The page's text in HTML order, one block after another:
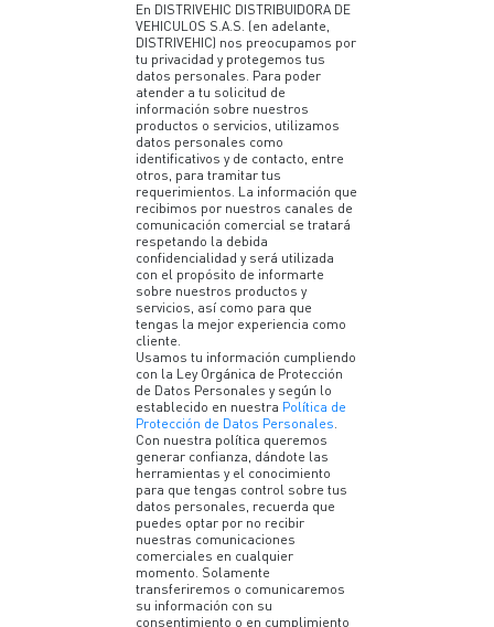
En DISTRIVEHIC DISTRIBUIDORA DE
VEHICULOS S.A.S. (en adelante,
DISTRIVEHIC) nos preocupamos por
tu privacidad y protegemos tus
datos personales. Para poder
atender a tu solicitud de
información sobre nuestros
productos o servicios, utilizamos
datos personales como
identificativos y de contacto, entre
otros, para tramitar tus
requerimientos. La información que
recibimos por nuestros canales de
comunicación comercial se tratará
respetando la debida
confidencialidad y será utilizada
con el propósito de informarte
sobre nuestros productos y
servicios, así como para que
tengas la mejor experiencia como
cliente.
Usamos tu información cumpliendo
con la Ley Orgánica de Protección
de Datos Personales y según lo
establecido en nuestra Política de
Protección de Datos Personales.
Con nuestra política queremos
generar confianza, dándote las
herramientas y el conocimiento
para que tengas control sobre tus
datos personales, recuerda que
puedes optar por no recibir
nuestras comunicaciones
comerciales en cualquier
momento. Solamente
transferiremos o comunicaremos
su información con su
consentimiento o en cumplimiento